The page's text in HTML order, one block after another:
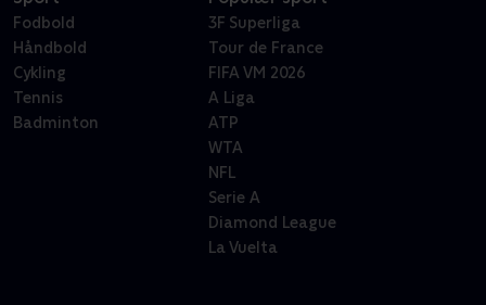
Fodbold
Håndbold
Cykling
Tennis
Badminton
3F Superliga
Tour de France
FIFA VM 2026
A Liga
ATP
WTA
NFL
Serie A
Diamond League
La Vuelta